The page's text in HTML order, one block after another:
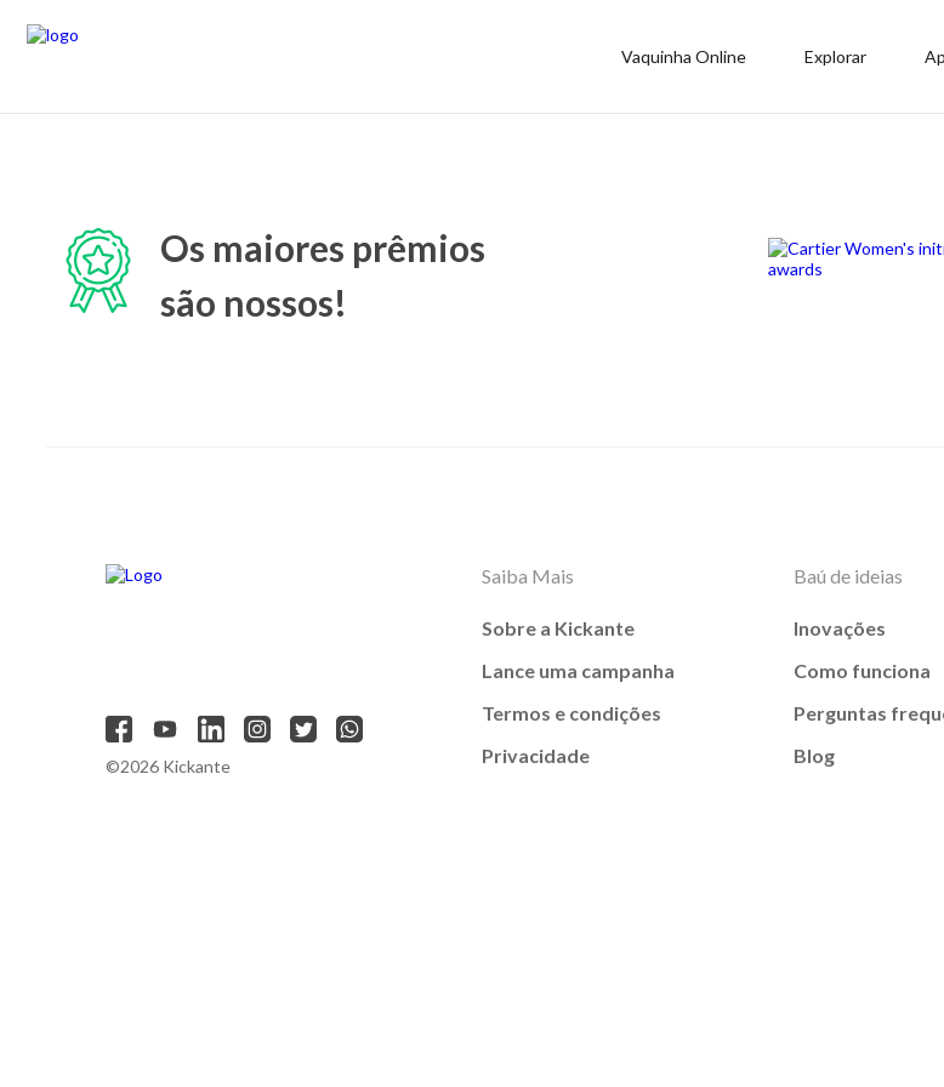
Vaquinha Online Explorar
Os maiores prêmios
são nossos!
©2026 Kickante
Saiba Mais
Sobre a Kickante
Lance uma campanha
Termos e condições
Privacidade
Baú de ideias
Inovações
Como funciona
Perguntas
Blog